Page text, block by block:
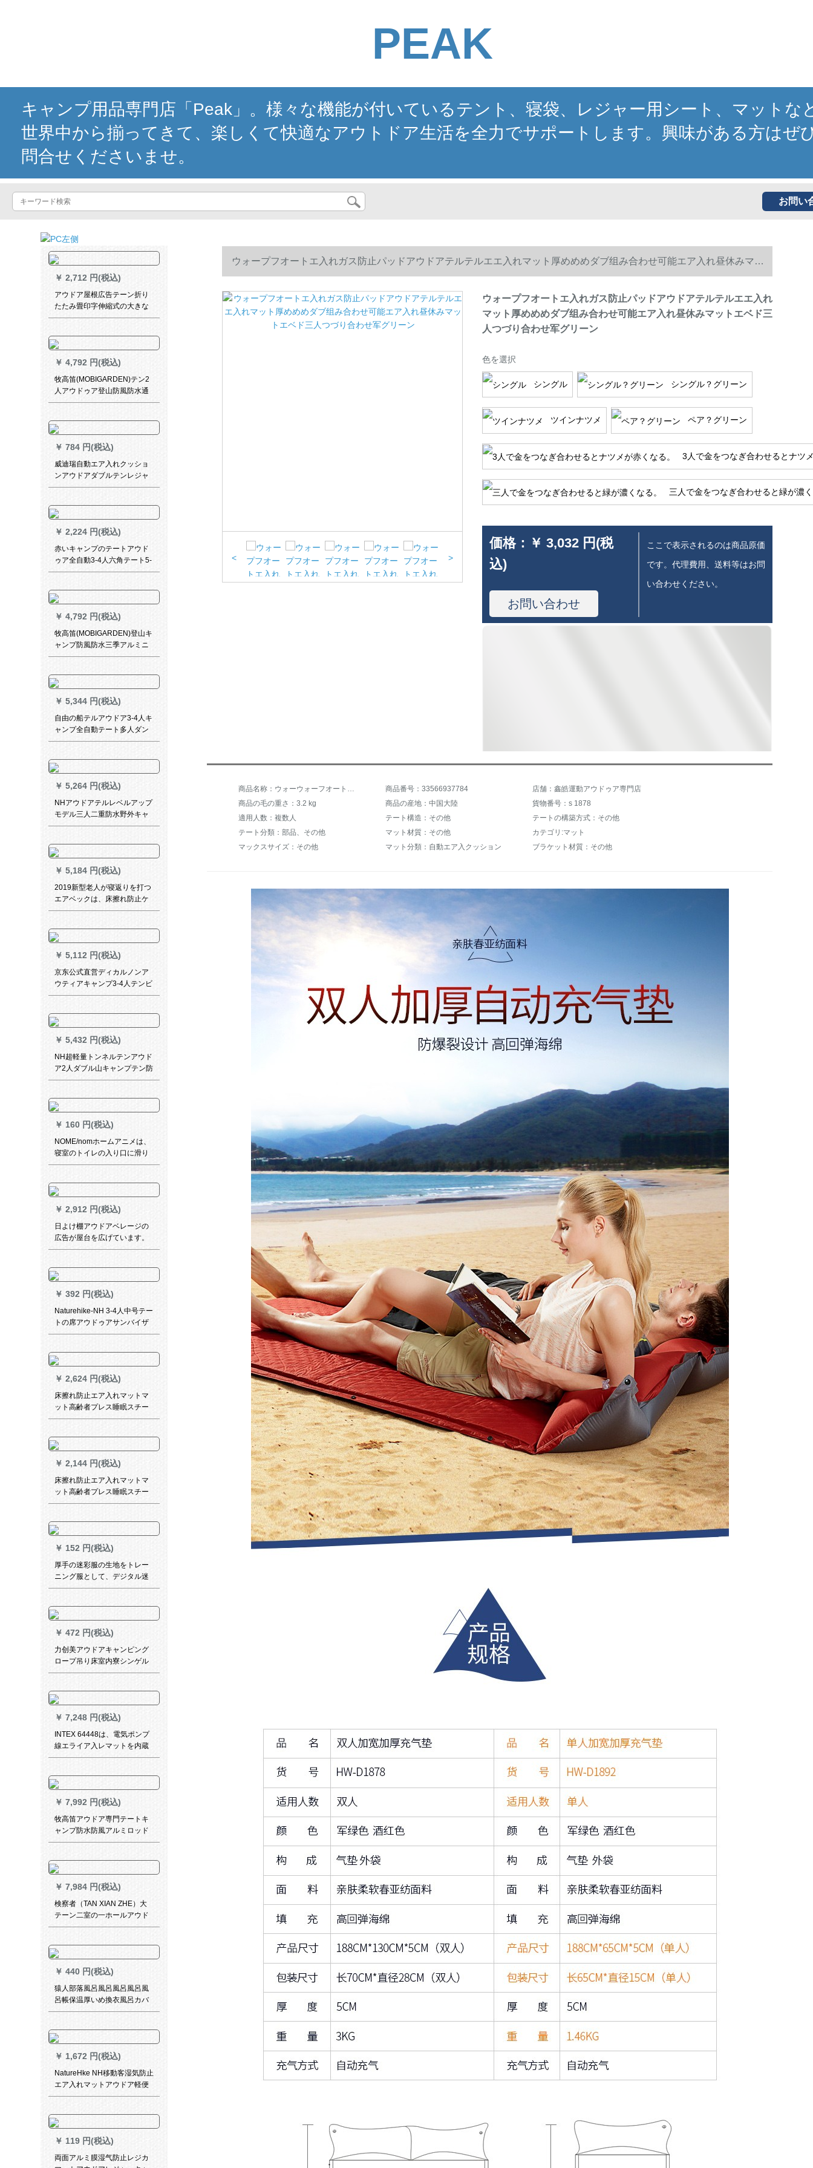
PEAK
キャンプ用品専門店「Peak」。様々な機能が付いているテント、寝袋、レジャー用シート、マットな
世界中から揃ってきて、楽しくて快適なアウトドア生活を全力でサポートします。興味がある方はぜ
問合せくださいませ。
お問い
￥ 2,712 円(税込)
アウドア屋根広告テーン折り
たたみ畳印字伸縮式の大きな
傘四脚の日除け屋根屋根の屋
￥ 4,792 円(税込)
牧高笛(MOBIGARDEN)テン2
人アウドゥア登山防風防水通
気性二層冷山2 AIRアップグレ
￥ 784 円(税込)
威迪瑞自動エア入れクッショ
ンアウドアダブルテンレジャ
ナイトナイトナイトキャンプ
ッドエア入入れマット18点军
绿色(标准款)
￥ 2,224 円(税込)
赤いキャンプのテートアウド
ゥア全自動3-4人六角テート5-
8人二重キャンプテン
ーン含外帳(コース一)
￥ 4,792 円(税込)
牧高笛(MOBIGARDEN)登山キ
ャンプ防風防水三季アルミニ
ウムロッドダブル二階アウド
￥ 5,344 円(税込)
自由の船テルアウドア3-4人キ
ャンプ全自動テート多人ダン
ベル二階キャンプテセット3-4
￥ 5,264 円(税込)
NHアウドアテルレベルアップ
モデル三人二重防水野外キャ
ンプは超軽量でマイコン20 D
アップグレードモデルです。
￥ 5,184 円(税込)
2019新型老人が寝返りを打つ
エアベックは、床擦れ防止ケ
アエアベックパッド医療用麻
タインデー520条の形をした
帯便孔をケアします。
￥ 5,112 円(税込)
京东公式直営ディカルノンア
ウティアキャンプ3-4人テンビ
ーチテート日除け通気防蚊日
レードスピーディープオープ
ン帐-花海
￥ 5,432 円(税込)
NH超軽量トンネルテンアウド
ア2人ダブル山キャンプテン防
水一室3人四季テート210 T-3
用席
￥ 160 円(税込)
NOME/nomホームアニメは、
寝室のトイレの入り口に滑り
止めマットを敷いて、吸水カ
￥ 2,912 円(税込)
日よけ棚アウドアベレージの
広告が屋台を広げています。
屋台が伸びて日傘が伸びてい
移動します。
￥ 392 円(税込)
Naturehike-NH 3-4人中号テー
トの席アウドゥアサンバイザ
ー天幕宝青（地くぎを除く）
m/3-4人です。
￥ 2,624 円(税込)
床擦れ防止エア入れマットマ
ット高齢者プレス睡眠スチー
ムパッドシンゲル厚い寝床不
エアベックダーブラケットベ
ッド沖エベッドC 01波动ジェ
ット睡眠普通型【紺厚めタイ
プ】190x 90 x 8 cm
￥ 2,144 円(税込)
床擦れ防止エア入れマットマ
ット高齢者プレス睡眠スチー
ムパッド厚みめ寝床不随患者
ックダーブラケット床沖エベ
ッドパッド防湿マットA波动防
褥A波动型普通厚め型190 x 90
x 8 cm
￥ 152 円(税込)
厚手の迷彩服の生地をトレー
ニング服として、デジタル迷
彩テーブルクロス1.5メートル
しました。
￥ 472 円(税込)
力创美アウドアキャンピング
ロープ吊り床室内寮シンゲル
カジュアルブランコ寝室吊り
￥ 7,248 円(税込)
INTEX 64448は、電気ポンプ
線エライア入レマットを内蔵
しています。厚め加高背もた
庭用アベド携帯標準装備＋修
繕セット
￥ 7,992 円(税込)
牧高笛アウドア専門テートキ
ャンプ防水防風アルミロッド
ダブ野外超軽量二階建て外部
ー-配地布
￥ 7,984 円(税込)
検察者（TAN XIAN ZHE）大
テーン二室の一ホールアウド
アキャンプ多人テン8人12人
日除けの天幕二室の一室が青
いです。
￥ 440 円(税込)
猿人部落風呂風呂風呂風呂風
呂帳保温厚いめ換衣風呂カバ
ー簡易テート更衣アウトアト
ート1.2 m無窓軍緑移動トイレ
テート
￥ 1,672 円(税込)
NatureHke NH移動客湿気防止
エア入れマットアウドア軽便
型テート寝具キャンプレジカ
均コード
￥ 119 円(税込)
両面アルミ膜湿气防止レジカ
ウォープフオートエ入れガス防止パッドアウドアテルテルエエ入れマット厚めめめダブ组み合わせ可能エア入れ昼休みマッ
トエベド三人つづり合わせ军グリーン
< >
ウォープフオートエ入れガス防止パッドアウドアテルテルエエ入れ
マット厚めめめダブ组み合わせ可能エア入れ昼休みマットエベド三
人つづり合わせ军グリーン
色を選択
シングル シングル？グリーン
ツインナツメ ペア？グリーン
3人で金をつなぎ合わせるとナツ
三人で金をつなぎ合わせると緑が濃
価格： ￥ 3,032 円(税
込)
お問い合わせ
ここで表示されるのは商品原価
です。代理費用、送料等はお問
い合わせください。
商品名称：ウォーウォーフオートエバ入れ湿气防止パッドアウドアテテルトエイト入れマット厚めデルグループみあわせかもしれません。エア入れ昼休みマットエベド三人で组み合わせます。 商品番号：33566937784
店舗：鑫皓運動アウドゥア専門店
商品の毛の重さ：3.2 kg
商品の産地：中国大陸
貨物番号：s 1878
適用人数：複数人
テート構造：その他
テートの構築方式：その他
テート分類：部品、その他
マット材質：その他
カテゴリ:マット
マックスサイズ：その他
マット分類：自動エア入クッション ブラケット材質：その他